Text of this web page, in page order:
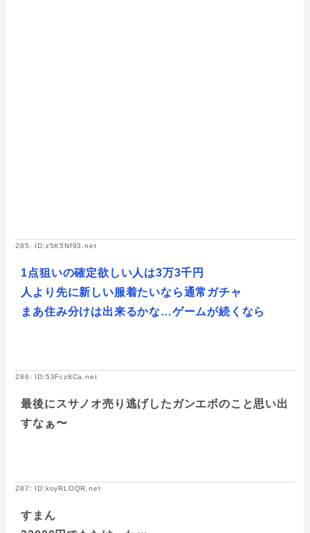
285: ID:z5K5Nf93.net
1点狙いの確定欲しい人は3万3千円
人より先に新しい服着たいなら通常ガチャ
まあ住み分けは出来るかな…ゲームが続くなら
286: ID:53Fcz8Ca.net
最後にスサノオ売り逃げしたガンエボのこと思い出
すなぁ〜
287: ID:koyRLOQR.net
すまん